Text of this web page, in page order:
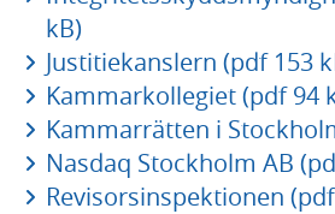
kB)
Justitiekanslern (pdf 153
Kammarkollegiet (pdf 94
Kammarrätten i
Nasdaq Stockholm AB
Revisorsinspektionen